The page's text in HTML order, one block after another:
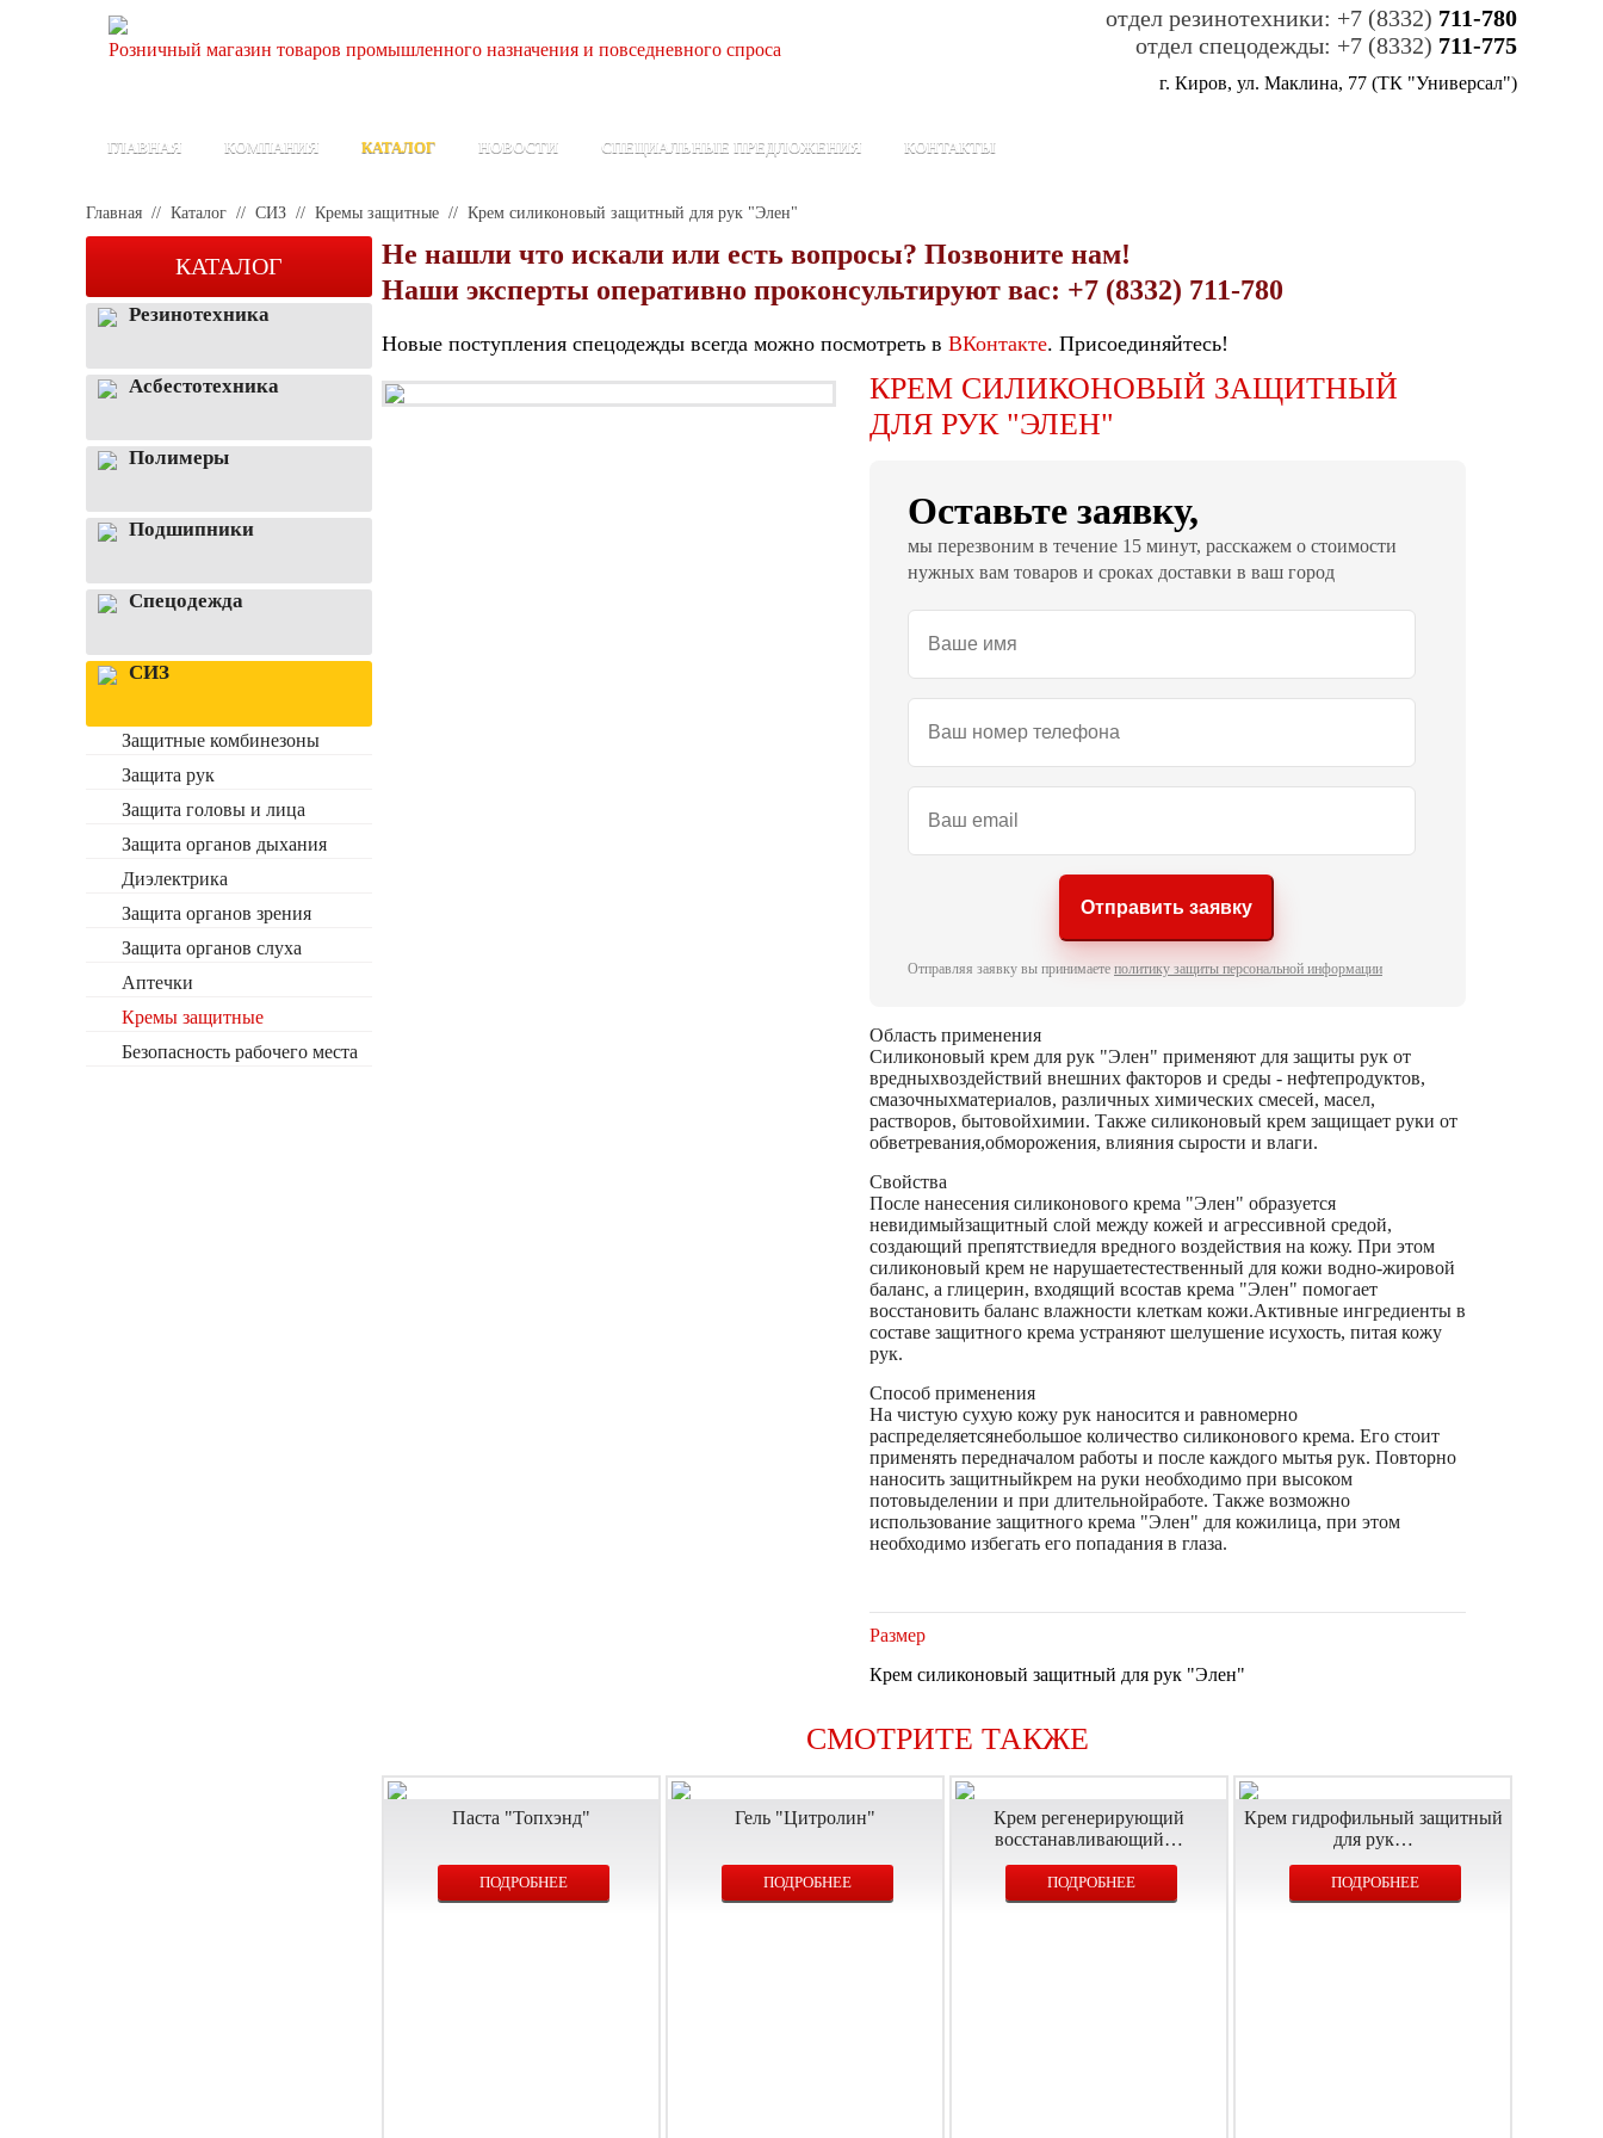
Розничный магазин товаров промышленного назначения и повседневного спроса
отдел резинотехники: +7 (8332) 711-780
отдел спецодежды: +7 (8332) 711-775
г. Киров, ул. Маклина, 77 (ТК "Универсал")
ГЛАВНАЯ КОМПАНИЯ КАТАЛОГ НОВОСТИ СПЕЦИАЛЬНЫЕ ПРЕДЛОЖЕНИЯ КОНТАКТЫ
Главная // Каталог // СИЗ // Кремы защитные // Крем силиконовый защитный для рук "Элен"
КАТАЛОГ
Резинотехника
Асбестотехника
Полимеры
Подшипники
Спецодежда
СИЗ
Защитные комбинезоны
Защита рук
Защита головы и лица
Защита органов дыхания
Диэлектрика
Защита органов зрения
Защита органов слуха
Аптечки
Кремы защитные
Безопасность рабочего места
Не нашли что искали или есть вопросы? Позвоните нам!
Наши эксперты оперативно проконсультируют вас: +7 (8332) 711-780
Новые поступления спецодежды всегда можно посмотреть в ВКонтакте. Присоединяйтесь!
КРЕМ СИЛИКОНОВЫЙ ЗАЩИТНЫЙ
ДЛЯ РУК "ЭЛЕН"
Оставьте заявку,
мы перезвоним в течение 15 минут, расскажем о стоимости
нужных вам товаров и сроках доставки в ваш город
Отправить заявку
Отправляя заявку вы принимаете политику защиты персональной информации
Область применения
Силиконовый крем для рук "Элен" применяют для защиты рук от
вредныхвоздействий внешних факторов и среды - нефтепродуктов,
смазочныхматериалов, различных химических смесей, масел,
растворов, бытовойхимии. Также силиконовый крем защищает руки от
обветревания,обморожения, влияния сырости и влаги.
Свойства
После нанесения силиконового крема "Элен" образуется
невидимыйзащитный слой между кожей и агрессивной средой,
создающий препятствиедля вредного воздействия на кожу. При этом
силиконовый крем не нарушаетестественный для кожи водно-жировой
баланс, а глицерин, входящий всостав крема "Элен" помогает
восстановить баланс влажности клеткам кожи.Активные ингредиенты в
составе защитного крема устраняют шелушение исухость, питая кожу
рук.
Способ применения
На чистую сухую кожу рук наносится и равномерно
распределяетсянебольшое количество силиконового крема. Его стоит
применять передначалом работы и после каждого мытья рук. Повторно
наносить защитныйкрем на руки необходимо при высоком
потовыделении и при длительнойработе. Также возможно
использование защитного крема "Элен" для кожилица, при этом
необходимо избегать его попадания в глаза.
Размер
Крем силиконовый защитный для рук "Элен"
СМОТРИТЕ ТАКЖЕ
Паста "Топхэнд"
ПОДРОБНЕЕ
Гель "Цитролин"
ПОДРОБНЕЕ
Крем регенерирующий
восстанавливающий…
ПОДРОБНЕЕ
Крем гидрофильный защитный
для рук…
ПОДРОБНЕЕ